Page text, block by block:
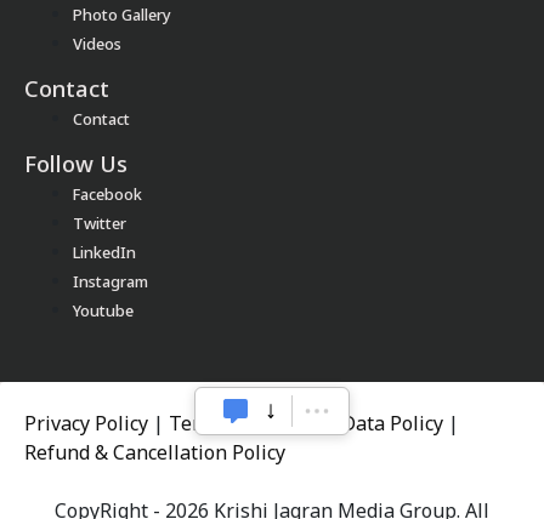
Photo Gallery
Videos
Contact
Contact
Follow Us
Facebook
Twitter
LinkedIn
Instagram
Youtube
Privacy Policy Terms of Service Data Policy
Refund & Cancellation Policy
CopyRight - 2026 Krishi Jagran Media Group. All